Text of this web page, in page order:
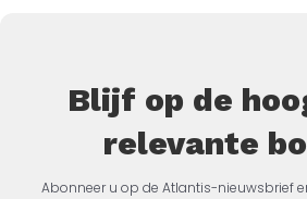
Blijf op de
relevante
Abonneer u op de Atlantis-nieuwsbrief